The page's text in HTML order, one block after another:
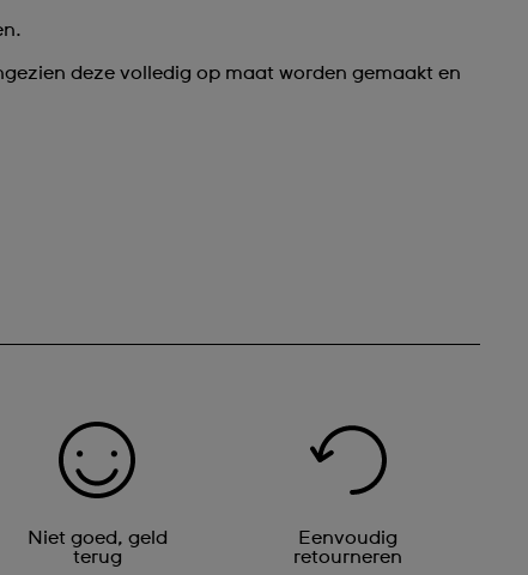
deze volledig op maat worden gemaakt en
Niet goed, geld
terug
Eenvoudig
retourneren